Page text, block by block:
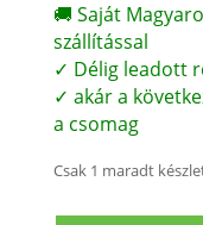
🚚 Saját
szállítással
✓ Délig leadott
✓ akár a
a csomag
Csak 1 maradt